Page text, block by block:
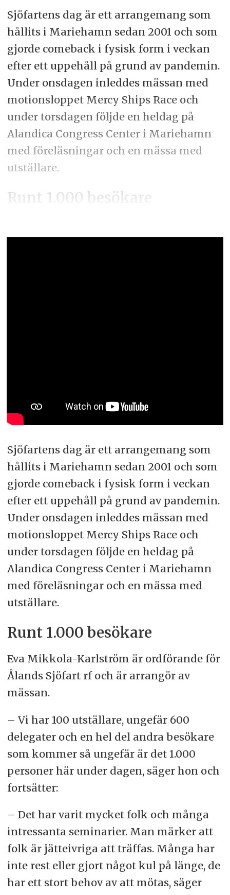
Sjöfartens dag är ett arrangemang som
hållits i Mariehamn sedan 2001 och som
gjorde comeback i fysisk form i veckan
efter ett uppehåll på grund av pandemin.
Under onsdagen inleddes mässan med
motionsloppet Mercy Ships Race och
under torsdagen följde en heldag på
Alandica Congress Center i Mariehamn
med föreläsningar och en mässa med
utställare.
Runt 1.000 besökare
Sjöfartens dag är ett arrangemang som
hållits i Mariehamn sedan 2001 och som
gjorde comeback i fysisk form i veckan
efter ett uppehåll på grund av pandemin.
Under onsdagen inleddes mässan med
motionsloppet Mercy Ships Race och
under torsdagen följde en heldag på
Alandica Congress Center i Mariehamn
med föreläsningar och en mässa med
utställare.
Runt 1.000 besökare
Eva Mikkola-Karlström är ordförande för
Ålands Sjöfart rf och är arrangör av
mässan.
– Vi har 100 utställare, ungefär 600
delegater och en hel del andra besökare
som kommer så ungefär är det 1.000
personer här under dagen, säger hon och
fortsätter:
– Det har varit mycket folk och många
intressanta seminarier. Man märker att
folk är jätteivriga att träffas. Många har
inte rest eller gjort något kul på länge, de
har ett stort behov av att mötas, säger